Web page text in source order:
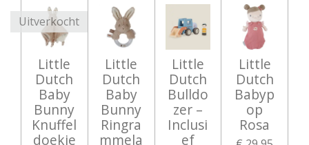
Uitverkocht
Little
Dutch
Baby
Bunny
Knuffel
doekje
Little
Dutch
Baby
Bunny
Ringra
mmela
Little
Dutch
Bulldo
zer –
Inclusi
ef
Little
Dutch
Babyp
op
Rosa